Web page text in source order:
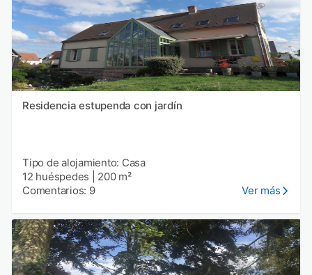
Residencia estupenda con jardín
Tipo de alojamiento: Casa
12 huéspedes
200 m²
Comentarios: 9
Ver más